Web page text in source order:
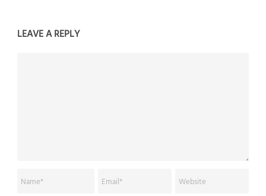
LEAVE A REPLY